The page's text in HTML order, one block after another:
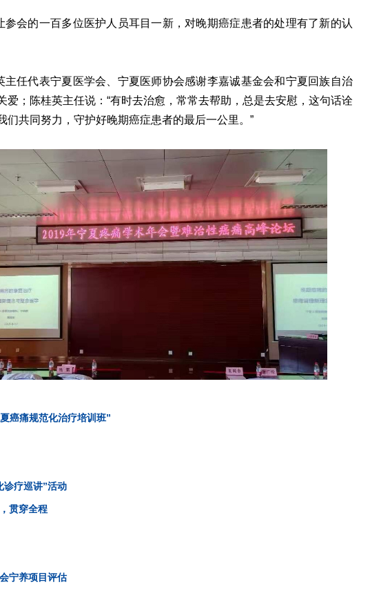
会的一百多位医护人员耳目一新，对晚期癌症患者的处理有了新的认
任代表宁夏医学会、宁夏医师协会感谢李嘉诚基金会和宁夏回族自治
爱；陈桂英主任说：“有时去治愈，常常去帮助，总是去安慰，这句话诠
们共同努力，守护好晚期癌症患者的最后一公里。”
癌痛规范化治疗培训班”
诊疗巡讲”活动
贯穿全程
宁养项目评估